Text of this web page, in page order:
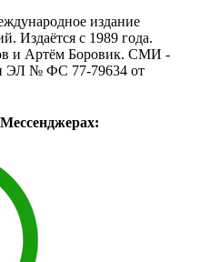
издание
Издаётся с 1989 года.
и Артём Боровик. CМИ -
ЭЛ № ФС 77-79634 от